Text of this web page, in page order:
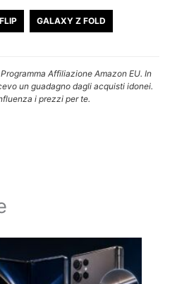
GALAXY Z FOLD
Affiliazione Amazon EU. In
un guadagno dagli acquisti idonei.
i prezzi per te.